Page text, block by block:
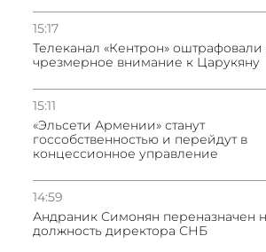
15:17
Телеканал «Кентрон» оштрафовали
чрезмерное внимание к Царукяну
15:11
«Эльсети Армении» станут
госсобственностью и перейдут в
концессионное управление
14:59
Андраник Симонян переназначен
должность директора СНБ